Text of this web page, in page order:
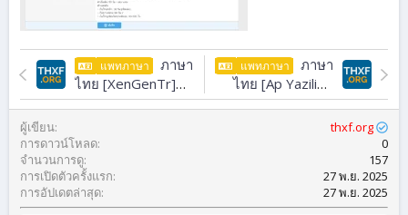
แพทภาษา
ภาษา
ไทย [XenGenTr]
Prefix Designs
แพทภาษา
ภาษา
ไทย [Ap Yazilim]
Announcement
1.2.0
ผู้เขียน
thxf.org
การดาวน์โหลด
0
จำนวนการดู
157
การเปิดตัวครั้งแรก
27 พ.ย. 2025
การอัปเดตล่าสุด
27 พ.ย. 2025